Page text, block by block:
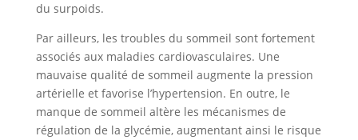
du surpoids.
Par ailleurs, les troubles du sommeil sont fortement
associés aux maladies cardiovasculaires. Une
mauvaise qualité de sommeil augmente la pression
artérielle et favorise l’hypertension. En outre, le
manque de sommeil altère les mécanismes de
régulation de la glycémie, augmentant ainsi le risque